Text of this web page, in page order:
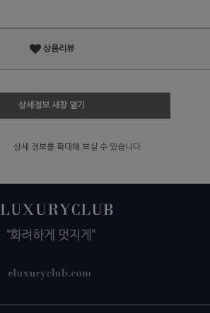
상품리뷰
상세정보 새창 열기
상세 정보를 확대해 보실 수 있습니다.